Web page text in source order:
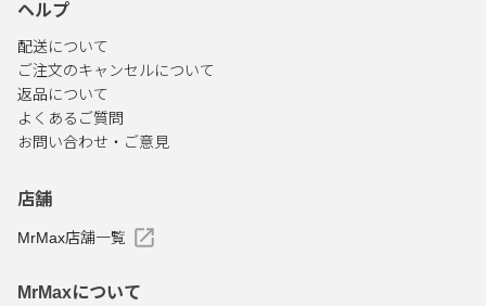
ヘルプ
配送について
ご注文のキャンセルについて
返品について
よくあるご質問
お問い合わせ・ご意見
店舗
MrMax店舗一覧
MrMaxについて